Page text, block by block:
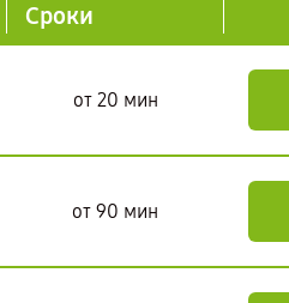
Сроки
от 20 мин
от 90 мин